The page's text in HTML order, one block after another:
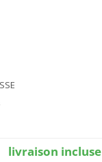
livraison incluse